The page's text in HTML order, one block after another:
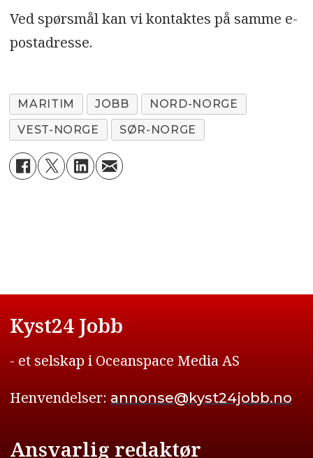
Ved spørsmål kan vi kontaktes på samme e-
postadresse.
MARITIM JOBB
NORD-NORGE
VEST-NORGE
SØR-NORGE
Kyst24 Jobb
- et selskap i Oceanspace Media AS
Henvendelser: annonse@kyst24jobb.no
Ansvarlig redaktør